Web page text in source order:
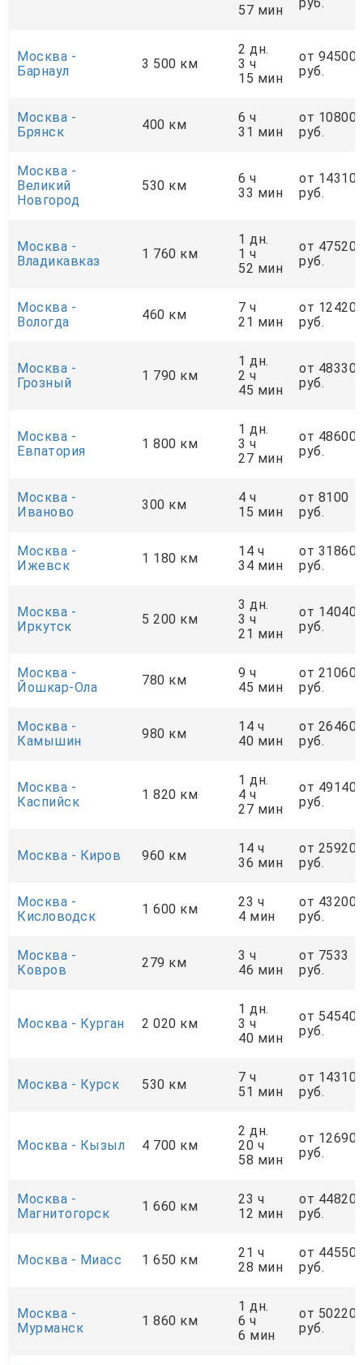
57 мин
Москва -
Барнаул
3 500 км
2 дн.
3 ч
15 мин
от 94500
руб.
Москва -
Брянск
400 км
6 ч
31 мин
от 10800
руб.
Москва -
Великий
Новгород
530 км
6 ч
33 мин
от 14310
руб.
Москва -
Владикавказ
1 760 км
1 дн.
1 ч
52 мин
от 47520
руб.
Москва -
Вологда
460 км
7 ч
21 мин
от 12420
руб.
Москва -
Грозный
1 790 км
1 дн.
2 ч
45 мин
от 48330
руб.
Москва -
Евпатория
1 800 км
1 дн.
3 ч
27 мин
от 48600
руб.
Москва -
Иваново
300 км
4 ч
15 мин
от 8100
руб.
Москва -
Ижевск
1 180 км
14 ч
34 мин
от 31860
руб.
Москва -
Иркутск
5 200 км
3 дн.
3 ч
21 мин
от
руб.
Москва -
Йошкар-Ола
780 км
9 ч
45 мин
от 21060
руб.
Москва -
Камышин
980 км
14 ч
40 мин
от 26460
руб.
Москва -
Каспийск
1 820 км
1 дн.
4 ч
27 мин
от 49140
руб.
Москва - Киров 960 км
14 ч
36 мин
от 25920
руб.
Москва -
Кисловодск
1 600 км
23 ч
4 мин
от 43200
руб.
Москва -
Ковров
279 км
3 ч
46 мин
от 7533
руб.
Москва - Курган 2 020 км
1 дн.
3 ч
40 мин
от 54540
руб.
Москва - Курск 530 км
7 ч
51 мин
от 14310
руб.
Москва - Кызыл 4 700 км
2 дн.
20 ч
58 мин
от
руб.
Москва -
Магнитогорск
1 660 км
23 ч
12 мин
от 44820
руб.
Москва - Миасс 1 650 км
21 ч
28 мин
от 44550
руб.
Москва -
Мурманск
1 860 км
1 дн.
6 ч
6 мин
от 50220
руб.